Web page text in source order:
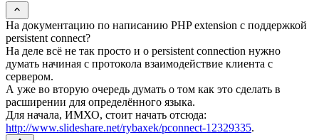
На документацию по написанию PHP extension с поддержкой
persistent connect?
На деле всё не так просто и о persistent connection нужно
думать начиная с протокола взаимодействие клиента с
сервером.
А уже во вторую очередь думать о том как это сделать в
расширении для определённого языка.
Для начала, ИМХО, стоит начать отсюда:
http://www.slideshare.net/rybaxek/pconnect-12329335.